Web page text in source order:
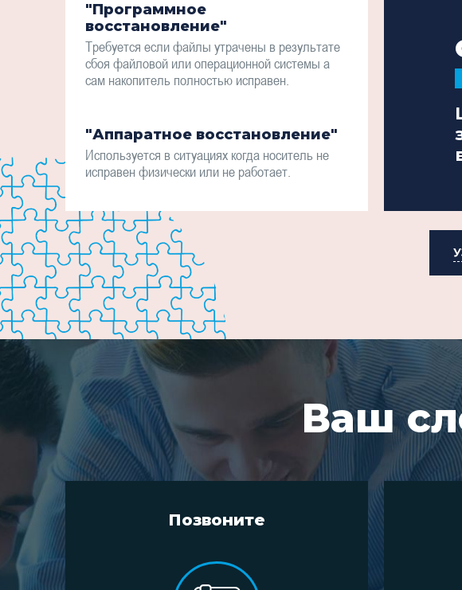
"Программное
восстановление"
Требуется если файлы утрачены в результате
сбоя файловой или операционной системы а
сам накопитель полностью исправен.
"Аппаратное восстановление"
Используется в ситуациях когда носитель не
исправен физически или не работает.
Ваш
Позвоните